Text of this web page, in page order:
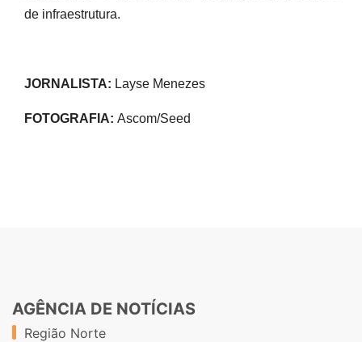
de infraestrutura.
JORNALISTA: Layse Menezes
FOTOGRAFIA: Ascom/Seed
AGÊNCIA DE NOTÍCIAS
Região Norte